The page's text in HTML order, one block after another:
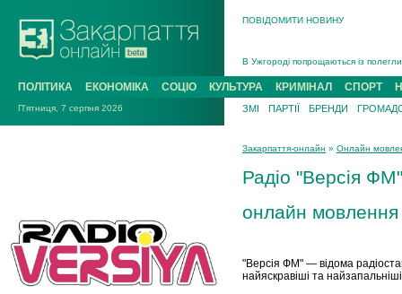
ПОВІДОМИТИ НОВИНУ
В Ужгороді попрощаються із
В Ужгороді 5 серпня
Підтвердили загибель захисника
На війні з рф поліг військовий з
Інструктора районного ТЦК на
ПОЛІТИКА ЕКОНОМІКА СОЦІО КУЛЬТУРА КРИМІНАЛ СПОРТ
П'ятниця, 7 серпня 2026 ЗМІ ПАРТІЇ БРЕНДИ
Закарпаття-онлайн » Онлайн
Радіо "Версія ФМ"
онлайн мовлення
"Версія ФМ" — відома
найяскравіші та найзапальніші